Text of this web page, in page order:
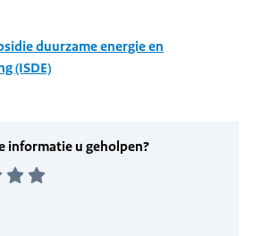
duurzame energie en
(ISDE)